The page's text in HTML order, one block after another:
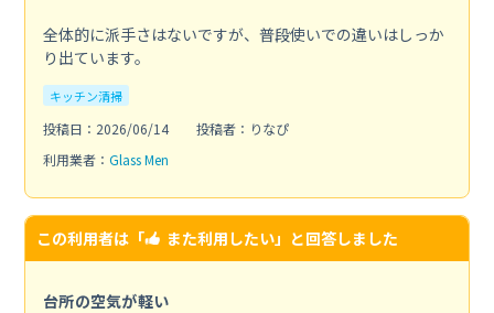
全体的に派手さはないですが、普段使いでの違いはしっか
り出ています。
キッチン清掃
投稿日：2026/06/14
投稿者：りなぴ
利用業者： Glass Men
この利用者は「 また利用したい」と回答しました
台所の空気が軽い